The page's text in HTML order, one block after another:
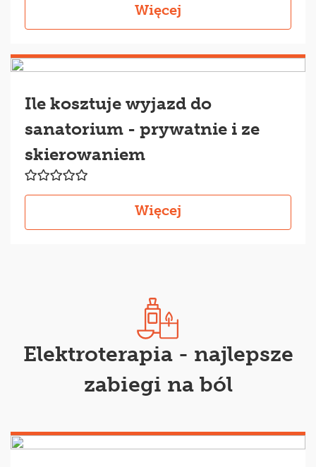
Więcej
Ile kosztuje wyjazd do
sanatorium - prywatnie i ze
skierowaniem
Więcej
Elektroterapia - najlepsze
zabiegi na ból